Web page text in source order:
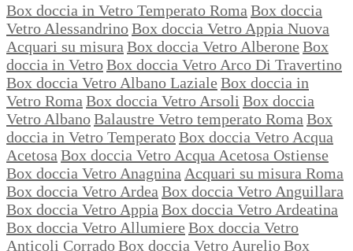
Box doccia in Vetro Temperato Roma Box doccia
Vetro AlessandrinoBox doccia Vetro Appia Nuova
Acquari su misura Box doccia Vetro Alberone Box
doccia in VetroBox doccia Vetro Arco Di Travertino
Box doccia Vetro Albano Laziale Box doccia in
Vetro Roma Box doccia Vetro Arsoli Box doccia
Vetro AlbanoBalaustre Vetro temperato Roma Box
doccia in Vetro TemperatoBox doccia Vetro Acqua
Acetosa Box doccia Vetro Acqua Acetosa Ostiense
Box doccia Vetro Anagnina Acquari su misura Roma
Box doccia Vetro Ardea Box doccia Vetro Anguillara
Box doccia Vetro Appia Box doccia Vetro Ardeatina
Box doccia Vetro Allumiere Box doccia Vetro
Anticoli CorradoBox doccia Vetro AurelioBox